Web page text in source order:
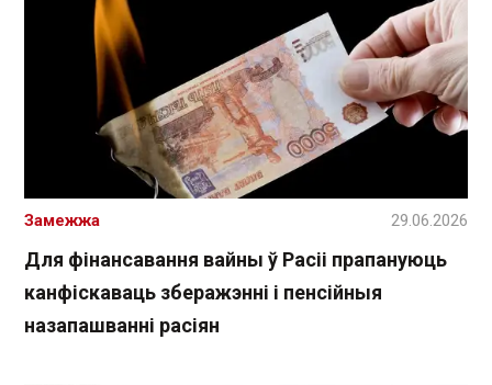
Для фінансавання вайны ў Расіі прапануюць
канфіскаваць зберажэнні і пенсійныя
назапашванні расіян
Замежжа 29.06.2026